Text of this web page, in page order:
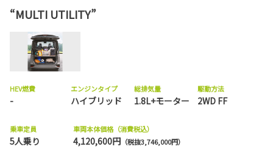
“MULTI UTILITY”
HEV燃費
-
エンジンタイプ
ハイブリッド
総排気量
1.8L+モーター
駆動方法
2WD FF
乗車定員
5人乗り
車両本体価格（消費税込）
4,120,600円 （税抜3,746,000円）